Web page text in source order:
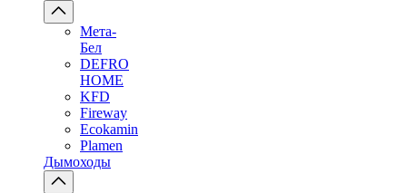
Мета-
Бел
DEFRO
HOME
KFD
Fireway
Ecokamin
Plamen
Дымоходы